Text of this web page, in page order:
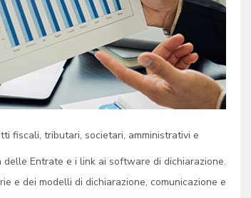
fiscali, tributari, societari, amministrativi e
Entrate e i link ai software di dichiarazione.
e dei modelli di dichiarazione, comunicazione e